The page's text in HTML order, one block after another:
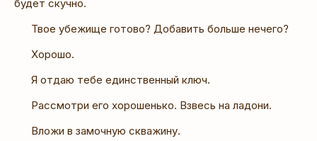
будет скучно.
Твое убежище готово? Добавить больше нечего?
Хорошо.
Я отдаю тебе единственный ключ.
Рассмотри его хорошенько. Взвесь на ладони.
Вложи в замочную скважину.